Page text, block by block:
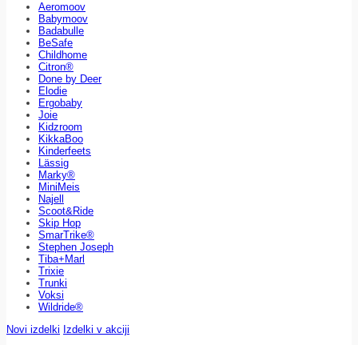
Aeromoov
Babymoov
Badabulle
BeSafe
Childhome
Citron®
Done by Deer
Elodie
Ergobaby
Joie
Kidzroom
KikkaBoo
Kinderfeets
Lässig
Marky®
MiniMeis
Najell
Scoot&Ride
Skip Hop
SmarTrike®
Stephen Joseph
Tiba+Marl
Trixie
Trunki
Voksi
Wildride®
Novi izdelki Izdelki v akciji